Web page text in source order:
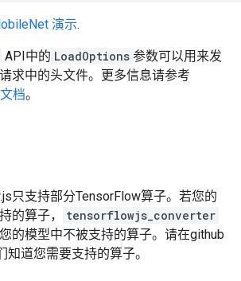
演示.
API中的 LoadOptions 参数可以用来发
求中的头文件。更多信息请参考
档。
只支持部分TensorFlow算子。若您的
的算子，
tensorflowjs_converter
的模型中不被支持的算子。请在github
知道您需要支持的算子。